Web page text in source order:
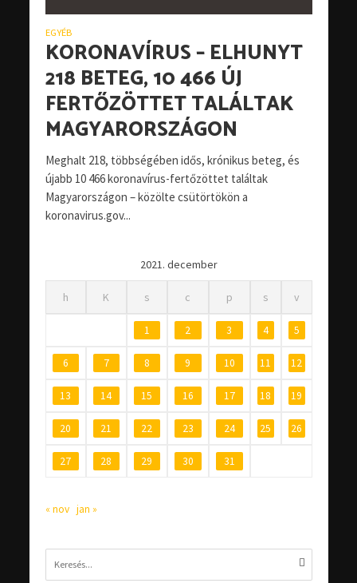
EGYÉB
KORONAVÍRUS – ELHUNYT
218 BETEG, 10 466 ÚJ
FERTŐZÖTTET TALÁLTAK
MAGYARORSZÁGON
Meghalt 218, többségében idős, krónikus beteg, és
újabb 10 466 koronavírus-fertőzöttet találtak
Magyarországon – közölte csütörtökön a
koronavirus.gov...
2021. december
h K s c p s v
1 2 3 4 5
6 7 8 9 10 11 12
13 14 15 16 17 18 19
20 21 22 23 24 25 26
27 28 29 30 31
« nov jan »